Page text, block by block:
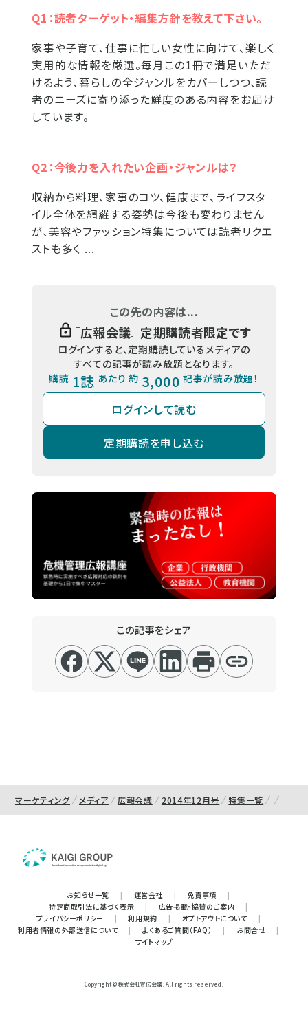
Q1：読者ターゲット・編集方針を教えて下さい。
家事や子育て、仕事に忙しい女性に向けて、楽しく
実用的な情報を厳選。毎月この1冊で満足いただ
けるよう、暮らしの全ジャンルをカバーしつつ、読
者のニーズに寄り添った鮮度のある内容をお届け
しています。
Q2：今後力を入れたい企画・ジャンルは？
収納から料理、家事のコツ、健康まで、ライフスタ
イル全体を網羅する姿勢は今後も変わりません
が、美容やファッション特集については読者リクエ
ストも多く ...
この先の内容は...
『広報会議』 定期購読者限定です
ログインすると、定期購読しているメディアの
すべての記事が読み放題となります。
購読 1誌 あたり 約 3,000 記事が読み放題！
ログインして読む
定期購読を申し込む
この記事をシェア
マーケティング メディア 広報会議 2014年12月号 特集一覧
お知らせ一覧 | 運営会社 | 免責事項
|
特定商取引法に基づく表示
| 広告掲載・協賛のご案内
|
プライバシーポリシー
| 利用規約 | オプトアウトについて
|
利用者情報の外部送信について
| よくあるご質問（FAQ） | お問合せ
|
サイトマップ
Copyright © 株式会社宣伝会議. All rights reserved.